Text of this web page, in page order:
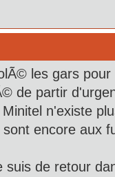
les gars pour
de partir
n'existe
sont encore aux
suis de retour